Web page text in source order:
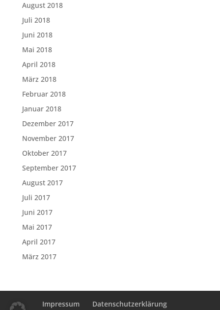
August 2018
Juli 2018
Juni 2018
Mai 2018
April 2018
März 2018
Februar 2018
Januar 2018
Dezember 2017
November 2017
Oktober 2017
September 2017
August 2017
Juli 2017
Juni 2017
Mai 2017
April 2017
März 2017
Impressum Datenschutzerklärung